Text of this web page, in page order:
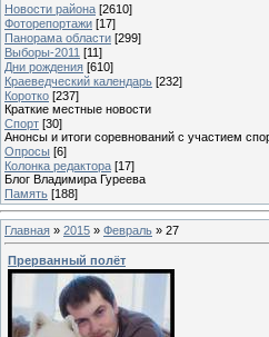
Новости района [2610]
Фоторепортажи [17]
Панорама области [299]
Выборы-2011 [11]
Дни рождения [610]
Краеведческий календарь [232]
Коротко [237]
Краткие местные новости
Спорт [30]
Анонсы и итоги соревнований с участием
Опросы [6]
Колонка редактора [17]
Блог Владимира Гуреева
Память [188]
Главная » 2015 » Февраль » 27
Прерванный полёт